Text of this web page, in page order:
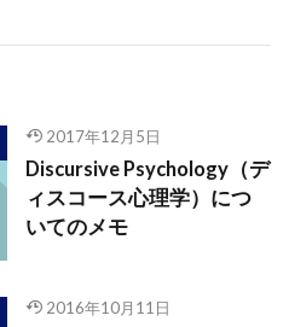
2017年12月5日
Discursive Psychology（デ
ィスコース心理学）につ
いてのメモ
2016年10月11日